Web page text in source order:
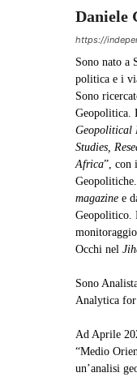
Daniele
https://
Sono nato a
politica e i
Sono
Geopolitica.
Geopolitical
Studies,
Africa”, con
magazinee
Geopolitico.
Occhi nel
Sono
Analytica for
Ad Aprile
“Medio
un’analisi